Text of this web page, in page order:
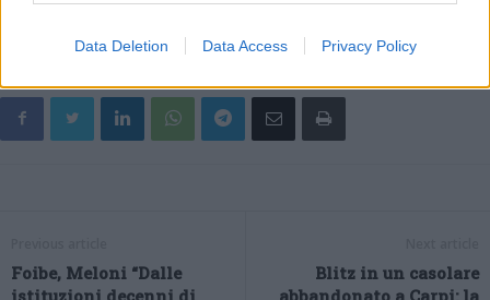
Data Deletion Data Access Privacy Policy
Foibe, Meloni “Dalle
istituzioni decenni di
Blitz in un casolare
abbandonato a Carpi: la